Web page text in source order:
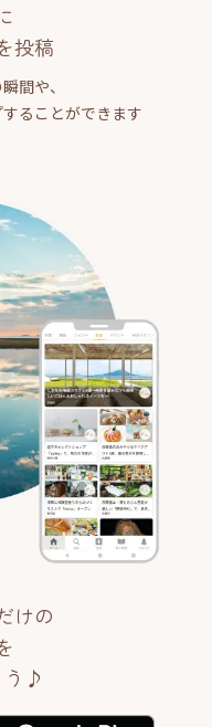
投稿
間や、
ることができます
けの
う♪